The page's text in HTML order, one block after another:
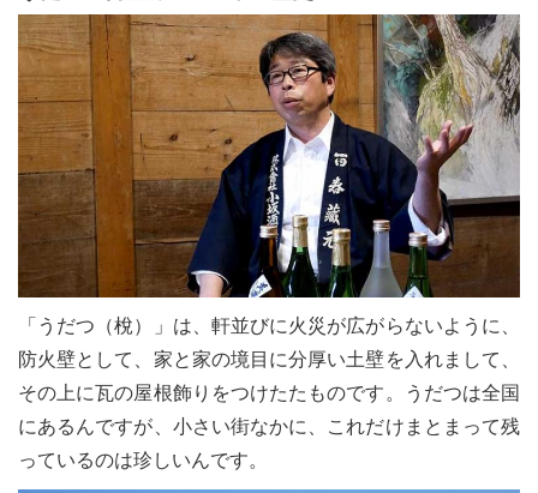
「うだつ（梲）」は、軒並びに火災が広がらないように、
防火壁として、家と家の境目に分厚い土壁を入れまして、
その上に瓦の屋根飾りをつけたたものです。うだつは全国
にあるんですが、小さい街なかに、これだけまとまって残
っているのは珍しいんです。